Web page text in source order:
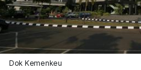
Dok Kemenkeu